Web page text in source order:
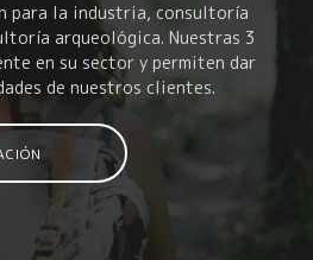
para la industria, consultoría
arqueológica. Nuestras 3
en su sector y permiten dar
de nuestros clientes.